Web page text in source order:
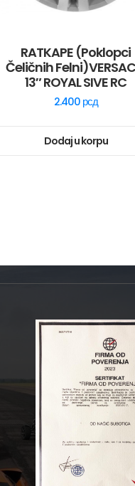
RATKAPE (poklopci
Čeličnih
13″ ROYAL SIVE RC
2.400 рсд
Dodaj u korpu